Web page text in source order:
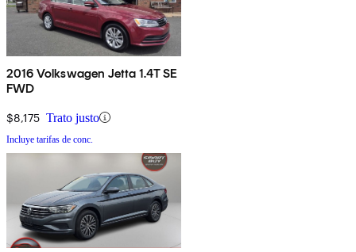
2016 Volkswagen Jetta 1.4T SE
FWD
$8,175 Trato justo
Incluye tarifas de conc.